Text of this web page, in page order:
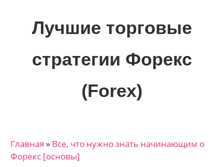
Лучшие торговые
стратегии Форекс
(Forex)
трейдеров
на
Главная » Все, что нужно знать начинающим о
Форекс [основы]